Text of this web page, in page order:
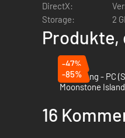
Erlerne die
Stelle einen Plan für
anderes.
DirectX:
Storage:
2
Produkte,
-47%
Bladesong - PC
-85%
Moonstone
16